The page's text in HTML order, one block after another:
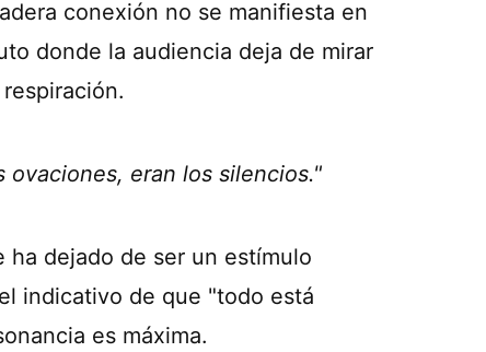
conexión no se manifiesta en
donde la audiencia deja de mirar
eran los silencios."
ha dejado de ser un estímulo
indicativo de que "todo está
es máxima.